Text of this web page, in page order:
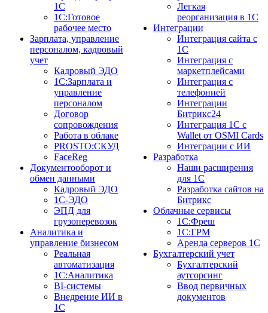
1С
1C:Готовое
рабочее место
Зарплата, управление
персоналом, кадровый
учет
Кадровый ЭДО
1С:Зарплата и
управление
персоналом
Договор
сопровождения
Работа в облаке
PROSTO:СКУД
FaceReg
Документооборот и
обмен данными
Кадровый ЭДО
1С-ЭДО
ЭПД для
грузоперевозок
Аналитика и
управление бизнесом
Реальная
автоматизация
1С:Аналитика
BI-системы
Внедрение ИИ в
1С
Легкая
реорганизация в 1С
Интеграции
Интеграция сайта с
1С
Интеграция с
маркетплейсами
Интеграция с
телефонией
Интеграции
Битрикс24
Интеграция 1С с
Wallet от OSMI Cards
Интеграции с ИИ
Разработка
Наши расширения
для 1С
Разработка сайтов на
Битрикс
Облачные сервисы
1С:Фреш
1С:ГРМ
Аренда серверов 1С
Бухгалтерский учет
Бухгалтерский
аутсорсинг
Ввод первичных
документов